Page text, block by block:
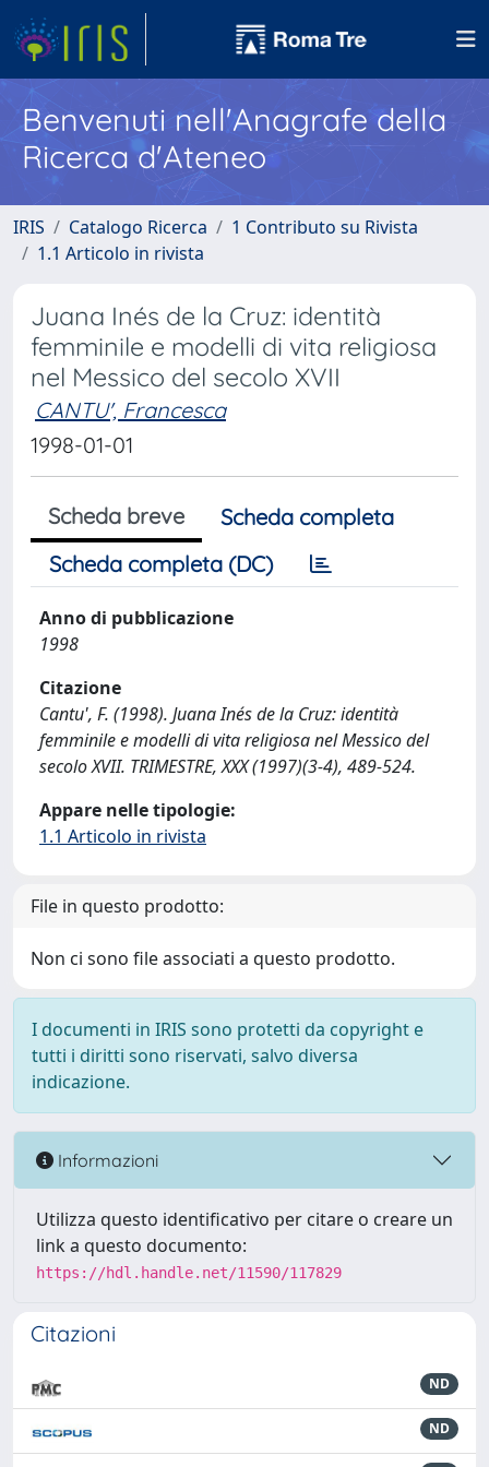
Benvenuti nell'Anagrafe della
Ricerca d'Ateneo
IRIS Catalogo Ricerca
1 Contributo su Rivista
1.1 Articolo in rivista
Juana Inés de la Cruz: identità
femminile e modelli di vita religiosa
nel Messico del secolo XVII
CANTU', Francesca
1998-01-01
Scheda breve
Scheda completa
Scheda completa (DC)
Anno di pubblicazione
1998
Citazione
Cantu', F. (1998). Juana Inés de la Cruz: identità
femminile e modelli di vita religiosa nel Messico del
secolo XVII. TRIMESTRE, XXX (1997)(3-4), 489-524.
Appare nelle tipologie:
1.1 Articolo in rivista
File in questo prodotto:
Non ci sono file associati a questo prodotto.
I documenti in IRIS sono protetti da copyright e
tutti i diritti sono riservati, salvo diversa
indicazione.
Informazioni
Utilizza questo identificativo per citare o creare un
link a questo documento:
https://hdl.handle.net/11590/117829
Citazioni
ND
ND